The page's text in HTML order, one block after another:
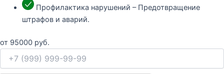
Профилактика нарушений – Предотвращение
штрафов и аварий.
от 95000 руб.